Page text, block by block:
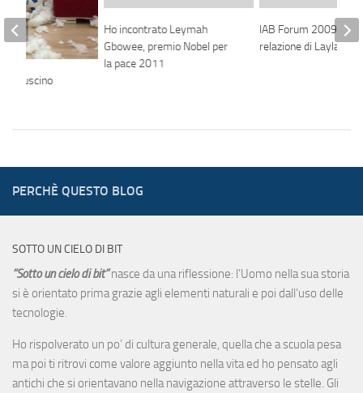
Ho incontrato Leymah
Gbowee, premio Nobel per
la pace 2011
IAB Forum 2009 – La
relazione di Layla
il cuscino
PERCHÈ QUESTO BLOG
SOTTO UN CIELO DI BIT
“Sotto un cielo di bit”nasce da una riflessione: l’Uomo nella sua storia
si è orientato prima grazie agli elementi naturali e poi dall’uso delle
tecnologie.
Ho rispolverato un po’ di cultura generale, quella che a scuola pesa
ma poi ti ritrovi come valore aggiunto nella vita ed ho pensato agli
antichi che si orientavano nella navigazione attraverso le stelle. Gli